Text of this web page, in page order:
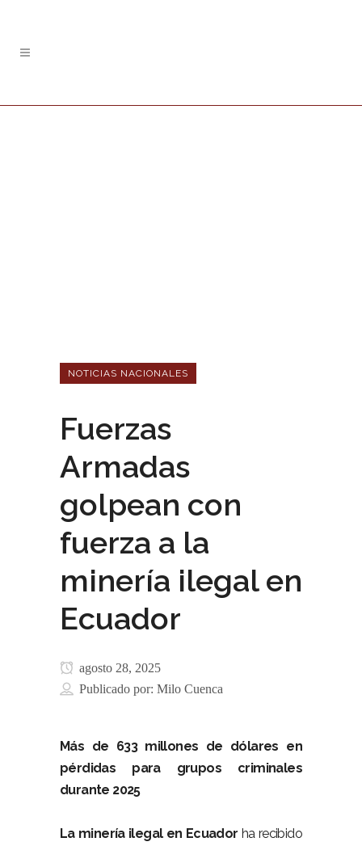
NOTICIAS NACIONALES
Fuerzas
Armadas
golpean con
fuerza a la
minería ilegal en
Ecuador
agosto 28, 2025
Publicado por: Milo Cuenca
Más de 633 millones de dólares en
pérdidas para grupos criminales
durante 2025
La minería ilegal en Ecuador ha recibido